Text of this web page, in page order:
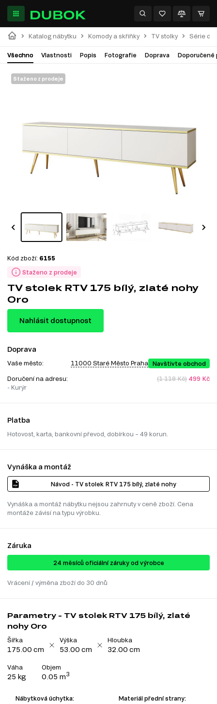
Katalog nábytku Komody a skříňky TV stolky Série do
Všechno Vlastnosti Popis Fotografie Doprava Doporučené
Staženo z prodeje
Staženo z prodeje
Kód zboží: 6155
TV stolek RTV 175 bílý, zlaté nohy
Oro
Nahlásit dostupnost
Doprava
Vaše město: 11000 Staré Město Praha Navštivte obchod
Doručení na adresu:
- Kurýr
(1 118 Kč) 499 Kč
Platba
Hotovost, karta, bankovní převod, dobírkou – 49 korun.
Vynáška a montáž
Návod - TV stolek RTV 175 bílý, zlaté nohy
Vynáška a montáž nábytku nejsou zahrnuty v ceně zboží. Cena
montáže závisí na typu výrobku.
Záruka
24 ​​​​měsíců oficiální záruky od výrobce
Vrácení / výměna zboží do 30 dnů
Parametry - TV stolek RTV 175 bílý, zlaté
nohy Oro
Šířka
175.00 cm
Výška
53.00 cm
Hloubka
32.00 cm
Váha
25 kg
Objem
0.05 m3
Nábytková úchytka:
Materiál přední strany: